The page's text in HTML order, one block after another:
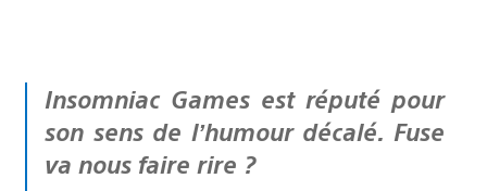
Insomniac Games est réputé pour
son sens de l’humour décalé. Fuse
va nous faire rire ?